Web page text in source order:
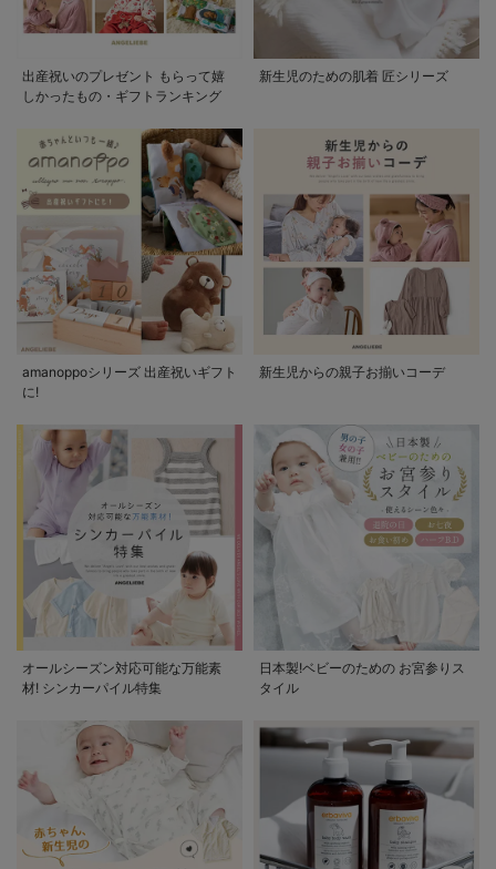
出産祝いのプレゼント もらって嬉
しかったもの・ギフトランキング
新生児のための肌着 匠シリーズ
amanoppoシリーズ 出産祝いギフト
に!
新生児からの親子お揃いコーデ
オールシーズン対応可能な万能素
材! シンカーパイル特集
日本製!ベビーのための お宮参りス
タイル